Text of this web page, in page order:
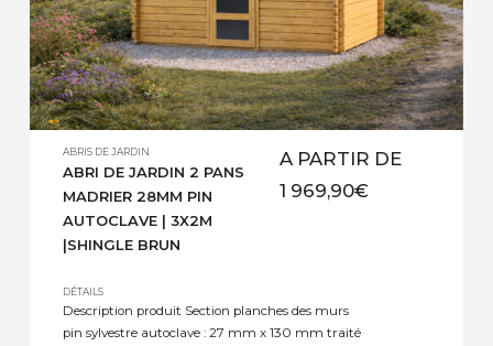
ABRIS DE JARDIN
ABRI DE JARDIN 2 PANS
MADRIER 28MM PIN
AUTOCLAVE | 3X2M
|SHINGLE BRUN
A PARTIR DE
1 969,90€
DÉTAILS
Description produit Section planches des murs
pin sylvestre autoclave : 27 mm x 130 mm traité